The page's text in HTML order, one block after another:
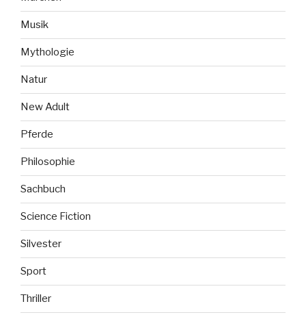
Musik
Mythologie
Natur
New Adult
Pferde
Philosophie
Sachbuch
Science Fiction
Silvester
Sport
Thriller